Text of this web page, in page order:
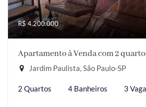
R$ 4.200.000
Apartamento à Venda com 2
Jardim Paulista, São Paulo-SP
2 Quartos 4 Banheiros 3